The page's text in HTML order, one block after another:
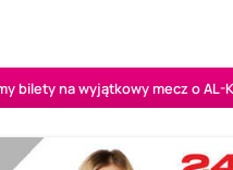
bilety na wyjątkowy mecz o